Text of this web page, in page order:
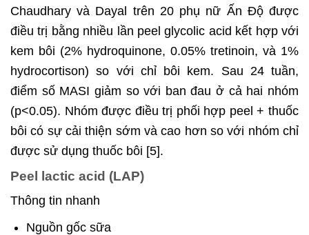
Chaudhary và Dayal trên 20 phụ nữ Ấn Độ được
điều trị bằng nhiều lần peel glycolic acid kết hợp với
kem bôi (2% hydroquinone, 0.05% tretinoin, và 1%
hydrocortison) so với chỉ bôi kem. Sau 24 tuần,
điểm số MASI giảm so với ban đau ở cả hai nhóm
(p<0.05). Nhóm được điều trị phối hợp peel + thuốc
bôi có sự cải thiện sớm và cao hơn so với nhóm chỉ
được sử dụng thuốc bôi [5].
Peel lactic acid (LAP)
Thông tin nhanh
Nguồn gốc sữa